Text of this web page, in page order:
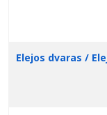
Elejos dvaras /